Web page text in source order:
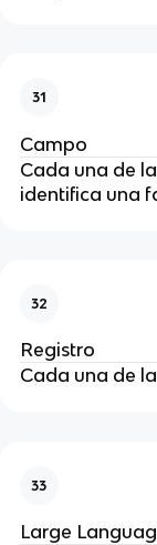
31
Campo
Cada una de
identifica una
32
Registro
Cada una de
33
Large